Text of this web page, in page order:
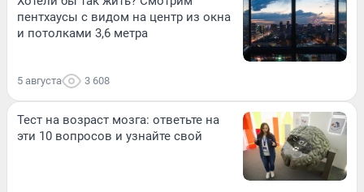
пентхаусы с видом на центр из окна
и потолками 3,6 метра
5 августа 3 608
Тест на возраст мозга: ответьте на
эти 10 вопросов и узнайте свой